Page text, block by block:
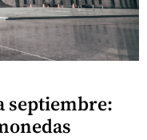
septiembre: